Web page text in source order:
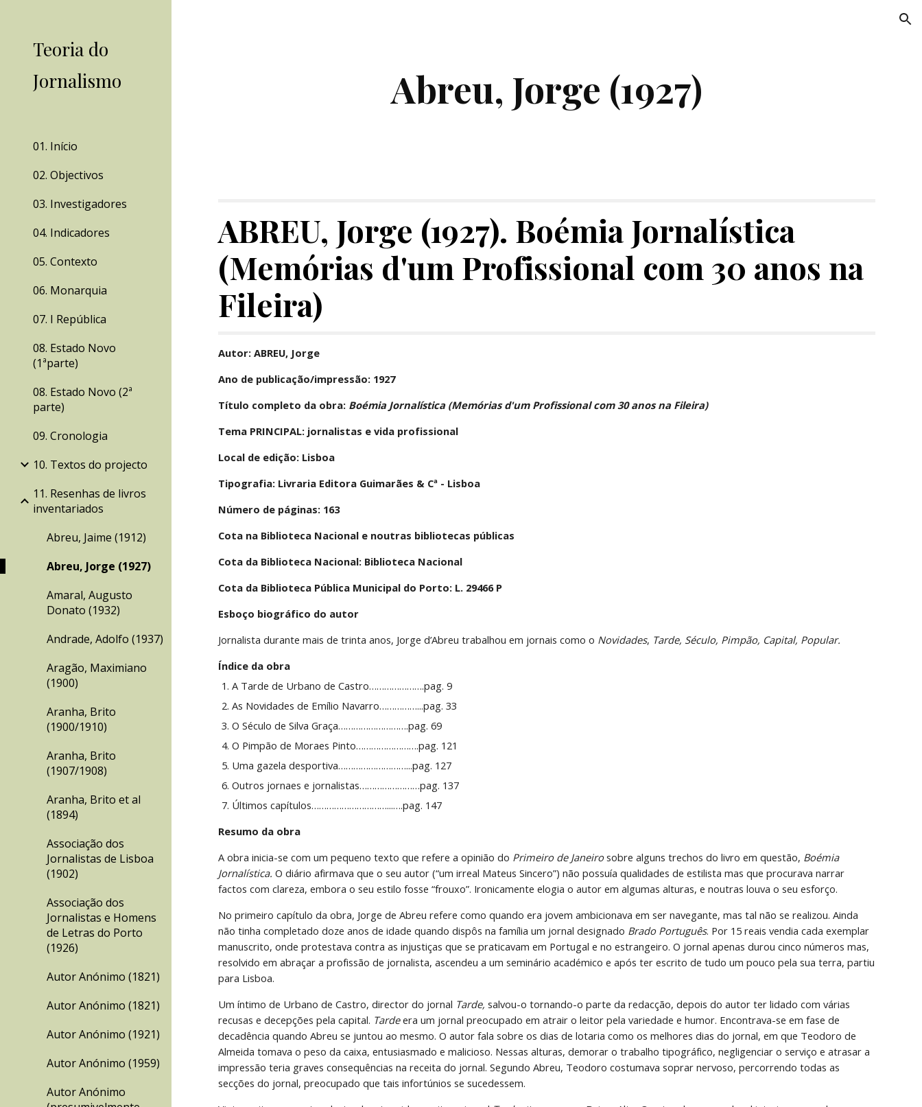
Teoria do
Jornalismo
01. Início
02. Objectivos
03. Investigadores
04. Indicadores
05. Contexto
06. Monarquia
07. I República
08. Estado Novo
(1ªparte)
08. Estado Novo (2ª
parte)
09. Cronologia
10. Textos do projecto
11. Resenhas de livros
inventariados
Abreu, Jaime (1912)
Abreu, Jorge (1927)
Amaral, Augusto
Donato (1932)
Andrade, Adolfo (1937)
Aragão, Maximiano
(1900)
Aranha, Brito
(1900/1910)
Aranha, Brito
(1907/1908)
Aranha, Brito et al
(1894)
Associação dos
Jornalistas de Lisboa
(1902)
Associação dos
Jornalistas e Homens
de Letras do Porto
(1926)
Autor Anónimo (1821)
Autor Anónimo (1821)
Autor Anónimo (1921)
Autor Anónimo (1959)
Autor Anónimo
Abreu, Jorge (1927)
ABREU, Jorge (1927). Boémia Jornalística
(Memórias d'um Profissional com 30 anos na
Fileira)
Autor: ABREU, Jorge
Ano de publicação/impressão: 1927
Título completo da obra: Boémia Jornalística (Memórias d'um Profissional com 30 anos na Fileira)
Tema PRINCIPAL: jornalistas e vida profissional
Local de edição: Lisboa
Tipografia: Livraria Editora Guimarães & Cª - Lisboa
Número de páginas: 163
Cota na Biblioteca Nacional e noutras bibliotecas públicas
Cota da Biblioteca Nacional: Biblioteca Nacional
Cota da Biblioteca Pública Municipal do Porto: L. 29466 P
Esboço biográfico do autor
Jornalista durante mais de trinta anos, Jorge d’Abreu trabalhou em jornais como o Novidades, Tarde, Século, Pimpão, Capital, Popular.
Índice da obra
A Tarde de Urbano de Castro………………….pag. 9
As Novidades de Emílio Navarro……………...pag. 33
O Século de Silva Graça……………………….pag. 69
O Pimpão de Moraes Pinto…………………….pag. 121
Uma gazela desportiva………………………...pag. 127
Outros jornaes e jornalistas……………………pag. 137
Últimos capítulos…………………………...….pag. 147
Resumo da obra
A obra inicia-se com um pequeno texto que refere a opinião do Primeiro de Janeiro sobre alguns trechos do livro em questão, Boémia
Jornalística. O diário afirmava que o seu autor (“um irreal Mateus Sincero”) não possuía qualidades de estilista mas que procurava narrar
factos com clareza, embora o seu estilo fosse “frouxo”. Ironicamente elogia o autor em algumas alturas, e noutras louva o seu esforço.
No primeiro capítulo da obra, Jorge de Abreu refere como quando era jovem ambicionava em ser navegante, mas tal não se realizou. Ainda
não tinha completado doze anos de idade quando dispôs na família um jornal designado Brado Português. Por 15 reais vendia cada exemplar
manuscrito, onde protestava contra as injustiças que se praticavam em Portugal e no estrangeiro. O jornal apenas durou cinco números mas,
resolvido em abraçar a profissão de jornalista, ascendeu a um seminário académico e após ter escrito de tudo um pouco pela sua terra, partiu
para Lisboa.
Um íntimo de Urbano de Castro, director do jornal Tarde, salvou-o tornando-o parte da redacção, depois do autor ter lidado com várias
recusas e decepções pela capital. Tarde era um jornal preocupado em atrair o leitor pela variedade e humor. Encontrava-se em fase de
decadência quando Abreu se juntou ao mesmo. O autor fala sobre os dias de lotaria como os melhores dias do jornal, em que Teodoro de
Almeida tomava o peso da caixa, entusiasmado e malicioso. Nessas alturas, demorar o trabalho tipográfico, negligenciar o serviço e atrasar a
impressão teria graves consequências na receita do jornal. Segundo Abreu, Teodoro costumava soprar nervoso, percorrendo todas as
secções do jornal, preocupado que tais infortúnios se sucedessem.